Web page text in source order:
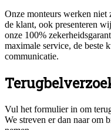
Onze monteurs werken
de klant, ook presenteren
onze 100%
maximale service, de beste
communicatie.
Vul het formulier in om
We streven er dan naar om